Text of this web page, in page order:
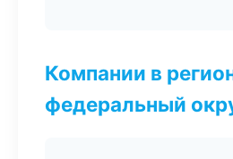
Компании в
федеральный